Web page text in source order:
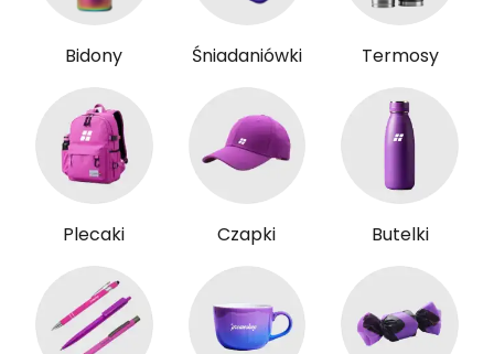
Bidony Śniadaniówki Termosy
Plecaki Czapki Butelki